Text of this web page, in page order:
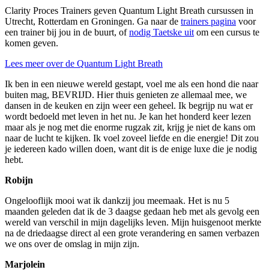
Clarity Proces Trainers geven Quantum Light Breath cursussen in
Utrecht, Rotterdam en Groningen. Ga naar de trainers pagina voor
een trainer bij jou in de buurt, ofnodig Taetske uit om een cursus te
komen geven.
Lees meer over de Quantum Light Breath
Ik ben in een nieuwe wereld gestapt, voel me als een hond die naar
buiten mag, BEVRIJD. Hier thuis genieten ze allemaal mee, we
dansen in de keuken en zijn weer een geheel. Ik begrijp nu wat er
wordt bedoeld met leven in het nu. Je kan het honderd keer lezen
maar als je nog met die enorme rugzak zit, krijg je niet de kans om
naar de lucht te kijken. Ik voel zoveel liefde en die energie! Dit zou
je iedereen kado willen doen, want dit is de enige luxe die je nodig
hebt.
Robijn
Ongelooflijk mooi wat ik dankzij jou meemaak. Het is nu 5
maanden geleden dat ik de 3 daagse gedaan heb met als gevolg een
wereld van verschil in mijn dagelijks leven. Mijn huisgenoot merkte
na de driedaagse direct al een grote verandering en samen verbazen
we ons over de omslag in mijn zijn.
Marjolein